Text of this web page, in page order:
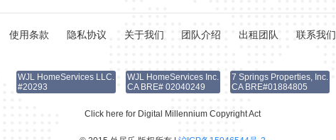
使用条款 隐私协议 关于我们 团队介绍 出租团队 联系我们
WJL HomeServices LLC.
#20293
WJL HomeServices Inc.
CA BRE# 02040249
7 Springs Properties, Inc.
CA BRE#01884805
Click here for Digital Millennium Copyright Act